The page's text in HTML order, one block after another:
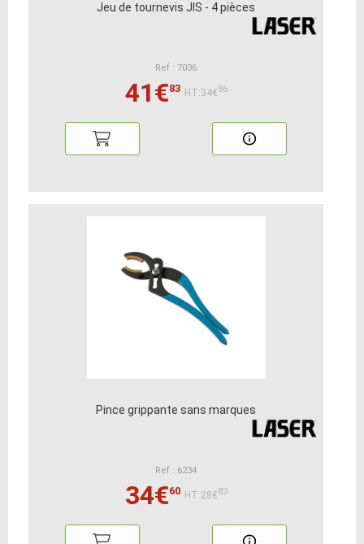
Jeu de tournevis JIS - 4 pièces
Ref : 7036
41€83 HT:34€86
Pince grippante sans marques
Ref : 6234
34€60 HT:28€83